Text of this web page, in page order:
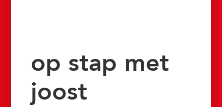
op stap met
joost